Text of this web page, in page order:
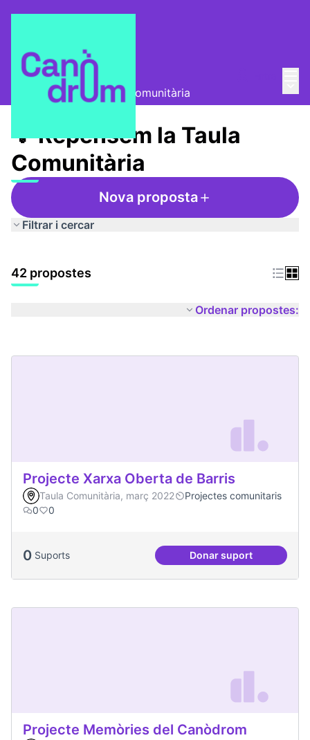
Taula Comunitària
💡 Repensem la Taula Comunitària
💡 Repensem la Taula
Comunitària
Nova proposta
Filtrar i cercar
42 propostes
Ordenar propostes:
Projecte Xarxa Oberta de Barris
Taula Comunitària, març 2022
Projectes comunitaris
0
0
0 Suports Donar suportProjecte Xarxa
Projecte Memòries del Canòdrom